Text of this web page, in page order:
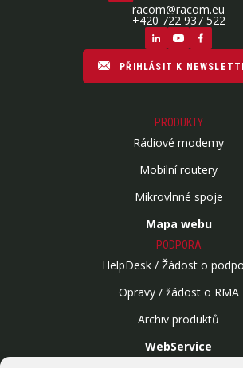
racom@racom.eu
+420 722 937 522
PŘIHLÁSIT K
PRODUKTY
Rádiové modemy
Mobilní routery
Mikrovlnné spoje
Mapa webu
PODPORA
HelpDesk / Žádost o
Opravy / žádost o RMA
Archiv produktů
WebService